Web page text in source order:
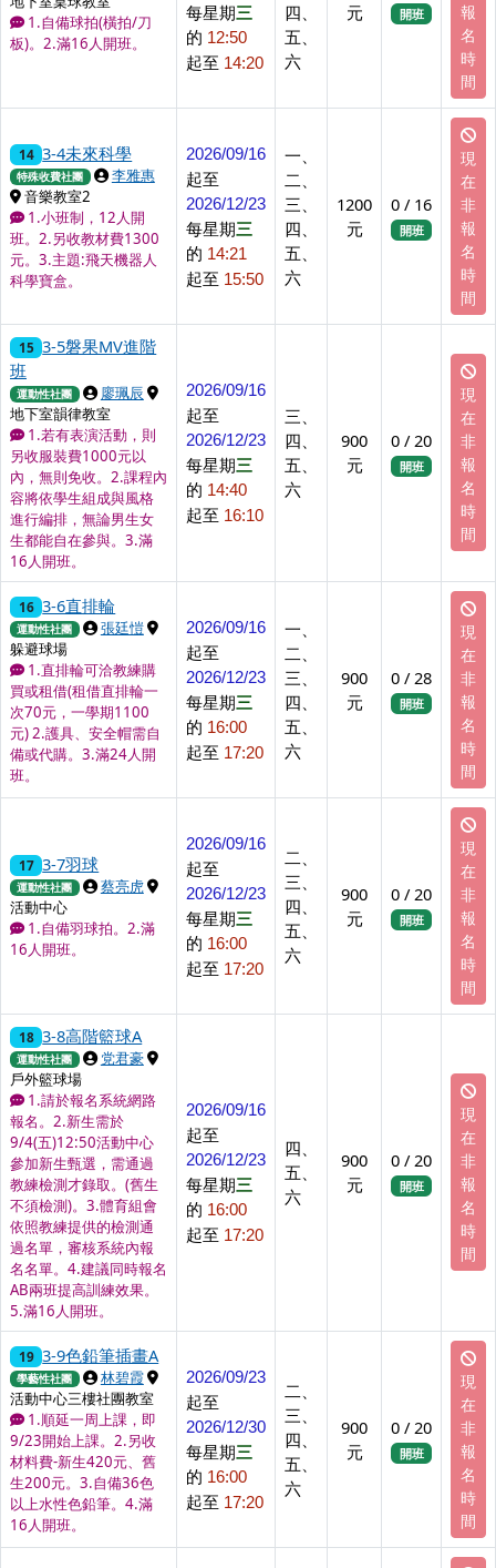
1.自備球拍(橫拍/刀
板)。2.滿16人開班。
每星期三
的 12:50
起至 14:20
四、
五、
六
元 開班
報
名
時
間
14 3-4未來科學
特殊收費社團 上課講師
李雅惠
上課地點
音樂教室2
1.小班制，12人開
班。2.另收教材費1300
元。3.主題:飛天機器人
科學寶盒。
2026/09/16
起至
2026/12/23
每星期三
的 14:21
起至 15:50
一、
二、
三、
四、
五、
六
1200
元
0 / 16
開班
現
在
非
報
名
時
間
15 3-5磐果MV進階
班
運動性社團 上課講師
廖珮辰
上課地點
地下室韻律教室
1.若有表演活動，則
另收服裝費1000元以
內，無則免收。2.課程內
容將依學生組成與風格
進行編排，無論男生女
生都能自在參與。3.滿
16人開班。
2026/09/16
起至
2026/12/23
每星期三
的 14:40
起至 16:10
三、
四、
五、
六
900
元
0 / 20
開班
現
在
非
報
名
時
間
16 3-6直排輪
運動性社團 上課講師
張廷愷
上課地點
躲避球場
1.直排輪可洽教練購
買或租借(租借直排輪一
次70元，一學期1100
元) 2.護具、安全帽需自
備或代購。3.滿24人開
班。
2026/09/16
起至
2026/12/23
每星期三
的 16:00
起至 17:20
一、
二、
三、
四、
五、
六
900
元
0 / 28
開班
現
在
非
報
名
時
間
17 3-7羽球
運動性社團 上課講師
蔡亮虎
上課地點
活動中心
1.自備羽球拍。2.滿
16人開班。
2026/09/16
起至
2026/12/23
每星期三
的 16:00
起至 17:20
二、
三、
四、
五、
六
900
元
0 / 20
開班
現
在
非
報
名
時
間
18 3-8高階籃球A
運動性社團 上課講師
党君豪
上課地點
戶外籃球場
1.請於報名系統網路
報名。2.新生需於
9/4(五)12:50活動中心
參加新生甄選，需通過
教練檢測才錄取。(舊生
不須檢測)。3.體育組會
依照教練提供的檢測通
過名單，審核系統內報
名名單。4.建議同時報名
AB兩班提高訓練效果。
5.滿16人開班。
2026/09/16
起至
2026/12/23
每星期三
的 16:00
起至 17:20
四、
五、
六
900
元
0 / 20
開班
現
在
非
報
名
時
間
19 3-9色鉛筆插畫A
學藝性社團 上課講師
林碧霞
上課地點
活動中心三樓社團教室
1.順延一周上課，即
9/23開始上課。2.另收
材料費-新生420元、舊
生200元。3.自備36色
以上水性色鉛筆。4.滿
16人開班。
2026/09/23
起至
2026/12/30
每星期三
的 16:00
起至 17:20
二、
三、
四、
五、
六
900
元
0 / 20
開班
現
在
非
報
名
時
間